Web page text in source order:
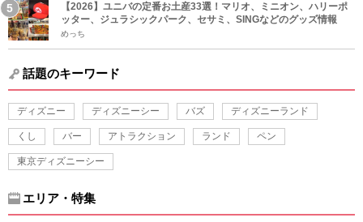
【2026】ユニバの定番お土産33選！マリオ、ミニオン、ハリーポ
ッター、ジュラシックパーク、セサミ、SINGなどのグッズ情報
めっち
話題のキーワード
ディズニー ディズニーシー バズ ディズニーランド
くし バー アトラクション ランド ペン
東京ディズニーシー
エリア・特集